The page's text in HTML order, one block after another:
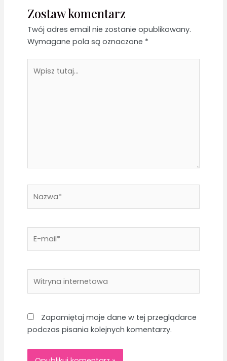
Zostaw komentarz
Twój adres email nie zostanie opublikowany.
Wymagane pola są oznaczone *
tutaj...
mail*
internetowa
Zapamiętaj moje dane w tej przeglądarce
podczas pisania kolejnych komentarzy.